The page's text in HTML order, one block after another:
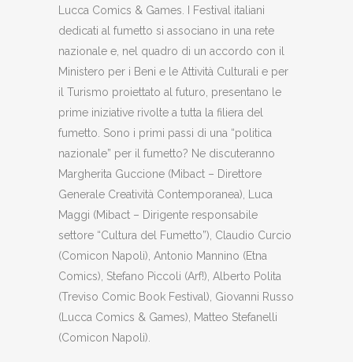
Lucca Comics & Games. I Festival italiani
dedicati al fumetto si associano in una rete
nazionale e, nel quadro di un accordo con il
Ministero per i Beni e le Attività Culturali e per
il Turismo proiettato al futuro, presentano le
prime iniziative rivolte a tutta la filiera del
fumetto. Sono i primi passi di una “politica
nazionale” per il fumetto? Ne discuteranno
Margherita Guccione (Mibact – Direttore
Generale Creatività Contemporanea), Luca
Maggi (Mibact – Dirigente responsabile
settore “Cultura del Fumetto”), Claudio Curcio
(Comicon Napoli), Antonio Mannino (Etna
Comics), Stefano Piccoli (Arf!), Alberto Polita
(Treviso Comic Book Festival), Giovanni Russo
(Lucca Comics & Games), Matteo Stefanelli
(Comicon Napoli).